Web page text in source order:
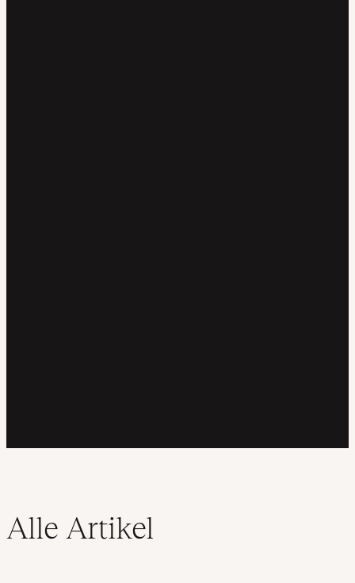
Alle Artikel